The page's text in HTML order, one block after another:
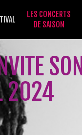
LES CONCERTS
DE SAISON
2024